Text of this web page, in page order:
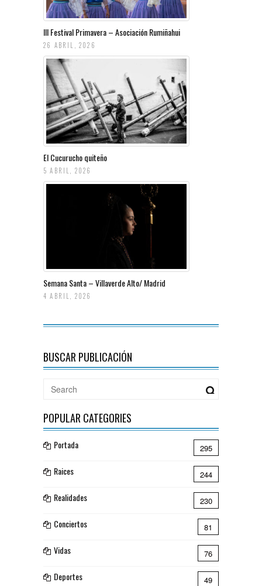
III Festival Primavera – Asociación Rumiñahui
26 ABRIL, 2026
El Cucurucho quiteño
5 ABRIL, 2026
Semana Santa – Villaverde Alto/ Madrid
4 ABRIL, 2026
BUSCAR PUBLICACIÓN
POPULAR CATEGORIES
Portada 295
Raices 244
Realidades 230
Conciertos 81
Vidas 76
Deportes 49